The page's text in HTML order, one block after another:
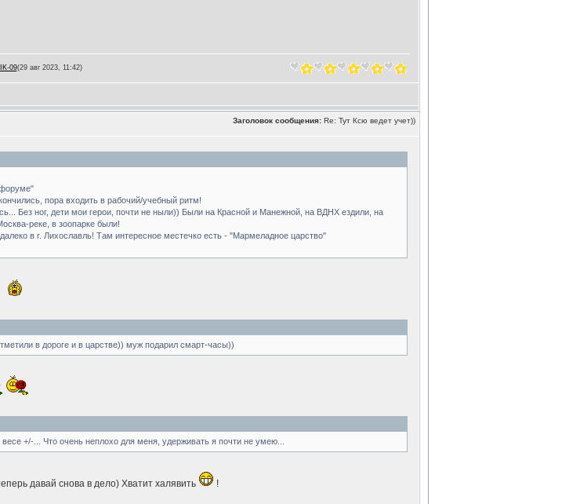
09(29 авг 2023, 11:42)
Заголовок сообщения:Re: Тут Ксю ведет учет))
пора входить в рабочий/учебный ритм!
Без ног, дети мои герои, почти не ныли)) Были на Красной и Манежной, на ВДНХ ездили, на
реке, в зоопарке были!
в г. Лихославль! Там интересное местечко есть - "Мармеладное царство"
в дороге и в царстве)) муж подарил смарт-часы))
+/-... Что очень неплохо для меня, удерживать я почти не умею...
давай снова в дело) Хватит халявить !